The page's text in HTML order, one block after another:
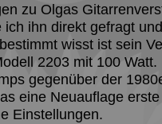
zu Olgas
ich ihn direkt gefragt
wisst ist sein
2203 mit 100
gegenüber der
eine Neuauflage
Einstellungen.